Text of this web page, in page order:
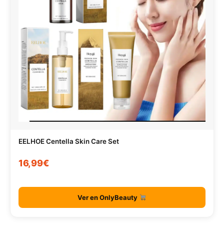
EELHOE Centella Skin Care Set
16,99€
Ver en OnlyBeauty